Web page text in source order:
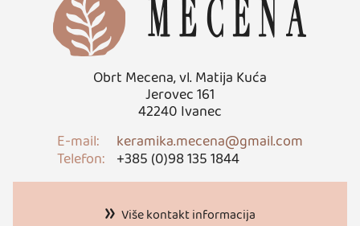
Obrt Mecena, vl. Matija Kuća
Jerovec 161
42240 Ivanec
E-mail:
keramika.mecena@gmail.com
Telefon: +385 (0)98 135 1844
Više kontakt informacija